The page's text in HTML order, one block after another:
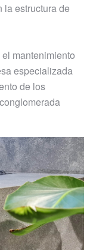
la estructura de
mantenimiento
especializada
de los